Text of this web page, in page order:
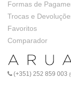
Formas de
Trocas e
Favoritos
Comparador
(+351) 252 859 003